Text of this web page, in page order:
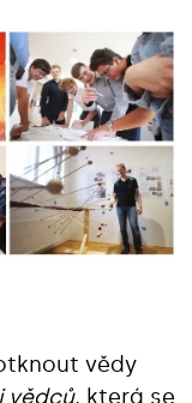
vědy
vědců, která se